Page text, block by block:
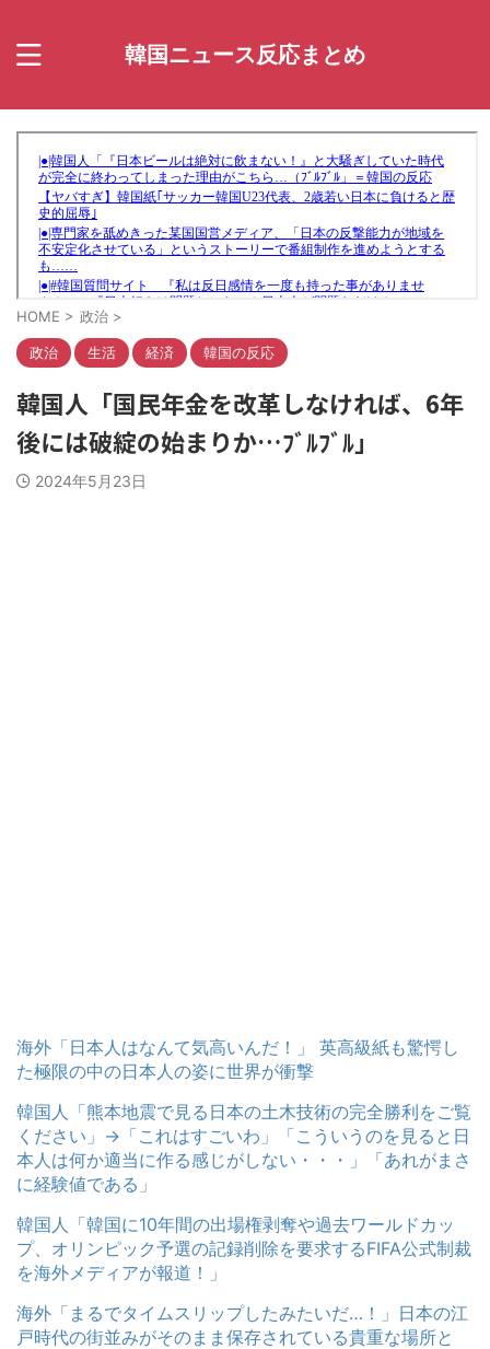
韓国ニュース反応まとめ
HOME > 政治 >
政治 生活 経済 韓国の反応
韓国人「国民年金を改革しなければ、6年
後には破綻の始まりか…ﾌﾞﾙﾌﾞﾙ」
2024年5月23日
海外「日本人はなんて気高いんだ！」 英高級紙も驚愕し
た極限の中の日本人の姿に世界が衝撃
韓国人「熊本地震で見る日本の土木技術の完全勝利をご覧
ください」→「これはすごいわ」「こういうのを見ると日
本人は何か適当に作る感じがしない・・・」「あれがまさ
に経験値である」
韓国人「韓国に10年間の出場権剥奪や過去ワールドカッ
プ、オリンピック予選の記録削除を要求するFIFA公式制裁
を海外メディアが報道！」
海外「まるでタイムスリップしたみたいだ…！」日本の江
戸時代の街並みがそのまま保存されている貴重な場所と